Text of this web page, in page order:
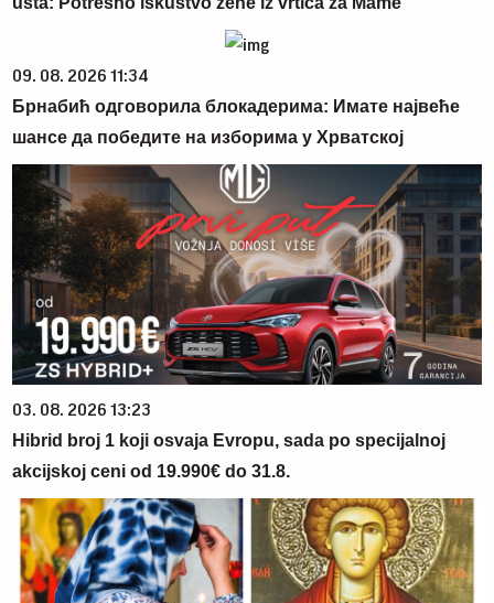
09. 08. 2026 11:34
Брнабић одговорила блокадерима: Имате највеће
шансе да победите на изборима у Хрватској
03. 08. 2026 13:23
Hibrid broj 1 koji osvaja Evropu, sada po specijalnoj
akcijskoj ceni od 19.990€ do 31.8.